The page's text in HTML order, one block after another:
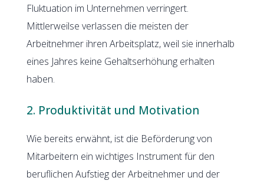
Fluktuation im Unternehmen verringert.
Mittlerweilse verlassen die meisten der
Arbeitnehmer ihren Arbeitsplatz, weil sie innerhalb
eines Jahres keine Gehaltserhöhung erhalten
haben.
2. Produktivität und Motivation
Wie bereits erwähnt, ist die Beförderung von
Mitarbeitern ein wichtiges Instrument für den
beruflichen Aufstieg der Arbeitnehmer und der